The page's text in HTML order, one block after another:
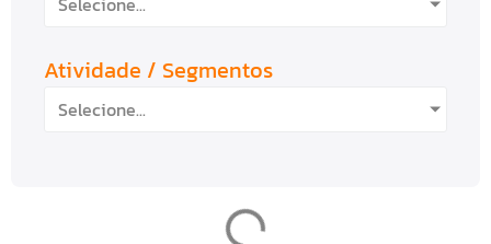
Atividade / Segmentos
Selecione...